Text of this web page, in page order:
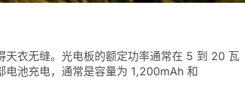
天衣无缝。光电板的额定功率通常在 5 到 20 瓦
电池充电，通常是容量为 1,200mAh 和